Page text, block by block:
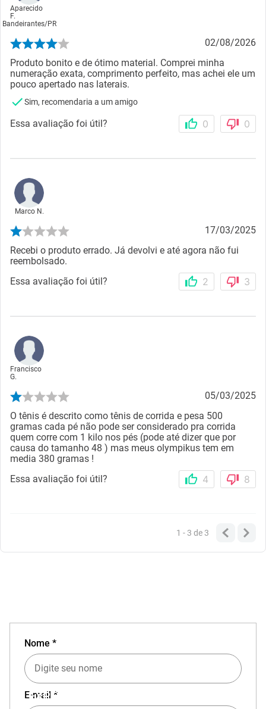
Aparecido
F.
Bandeirantes/PR
02/08/2026
Produto bonito e de ótimo material. Comprei minha
numeração exata, comprimento perfeito, mas achei ele um
pouco apertado nas laterais.
Sim, recomendaria a um amigo
Essa avaliação foi útil? 0 0
Marco N.
17/03/2025
Recebi o produto errado. Já devolvi e até agora não fui
reembolsado.
Essa avaliação foi útil?
2 3
Francisco
G.
05/03/2025
O tênis é descrito como tênis de corrida e pesa 500
gramas cada pé não pode ser considerado pra corrida
quem corre com 1 kilo nos pés (pode até dizer que por
causa do tamanho 48 ) mas meus olympikus tem em
media 380 gramas !
Essa avaliação foi útil?
4 8
1 - 3de 3
EXPERIÊNCIA MIZUNO NO APP
Nome *
E-mail *